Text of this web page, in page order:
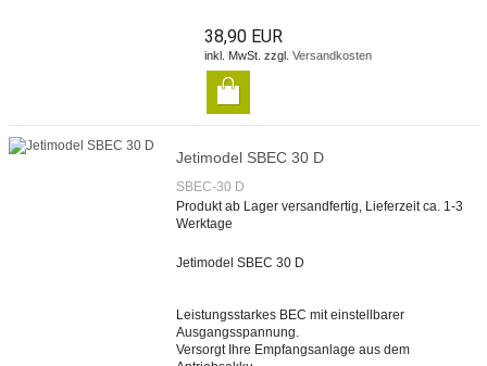
38,90 EUR
inkl. MwSt. zzgl. Versandkosten
Jetimodel SBEC 30 D
SBEC-30 D
Produkt ab Lager versandfertig, Lieferzeit ca. 1-3
Werktage
Jetimodel SBEC 30 D
Leistungsstarkes BEC mit einstellbarer
Ausgangsspannung.
Versorgt Ihre Empfangsanlage aus dem